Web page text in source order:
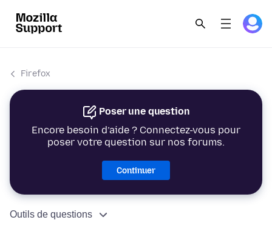
Firefox
Poser une question
Encore besoin d’aide ? Connectez-vous pour
poser votre question sur nos forums.
Continuer
Outils de questions